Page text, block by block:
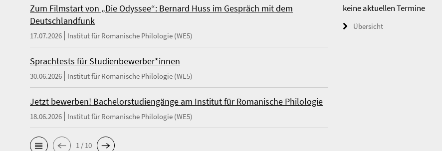
Zum Filmstart von „Die Odyssee“: Bernard Huss im Gespräch mit dem
Deutschlandfunk
17.07.2026 Institut für Romanische Philologie (WE5)
Sprachtests für Studienbewerber*innen
30.06.2026 Institut für Romanische Philologie (WE5)
Jetzt bewerben! Bachelorstudiengänge am Institut für Romanische Philologie
18.06.2026 Institut für Romanische Philologie (WE5)
1 / 10
keine aktuellen Termine
Übersicht